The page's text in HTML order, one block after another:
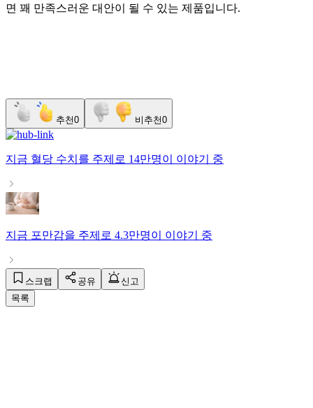
면 꽤 만족스러운 대안이 될 수 있는 제품입니다.
추천0 비추천0
지금 혈당 수치 를 주제로 14만명이 이야기 중
지금 포만감을 주제로 4.3만명이 이야기 중
스크랩 공유
신고
목록